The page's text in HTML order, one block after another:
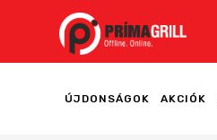
ÚJDONSÁGOK AKCIÓK